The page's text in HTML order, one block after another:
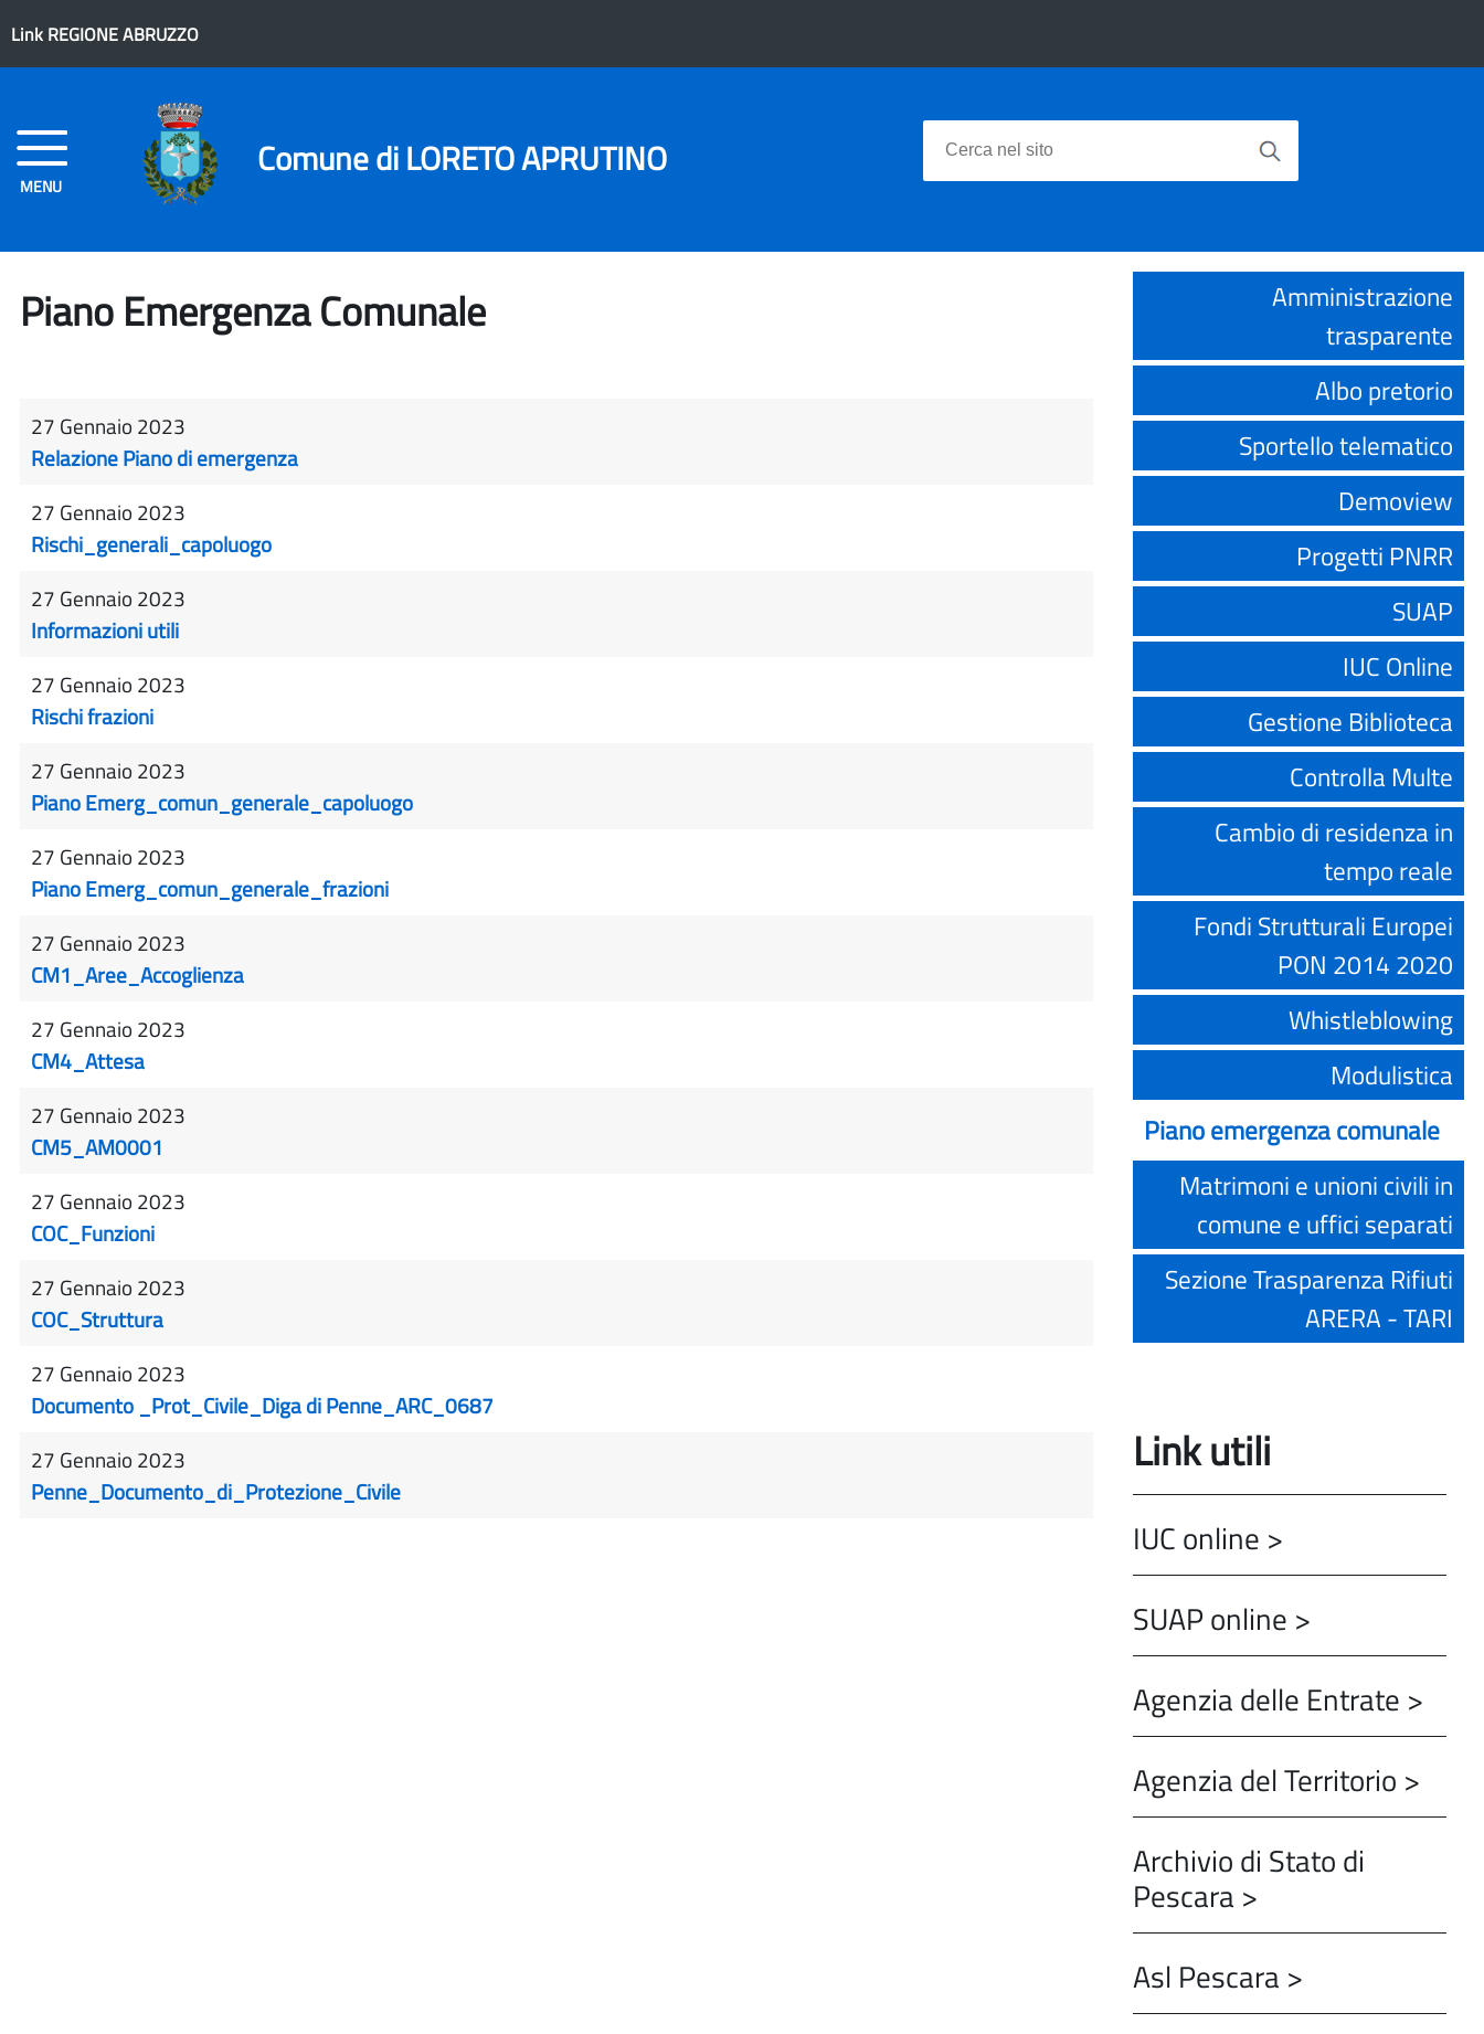
Link REGIONE ABRUZZO
MENU
Comune di LORETO APRUTINO
Piano Emergenza Comunale
27 Gennaio 2023
Relazione Piano di emergenza
27 Gennaio 2023
Rischi_generali_capoluogo
27 Gennaio 2023
Informazioni utili
27 Gennaio 2023
Rischi frazioni
27 Gennaio 2023
Piano Emerg_comun_generale_capoluogo
27 Gennaio 2023
Piano Emerg_comun_generale_frazioni
27 Gennaio 2023
CM1_Aree_Accoglienza
27 Gennaio 2023
CM4_Attesa
27 Gennaio 2023
CM5_AM0001
27 Gennaio 2023
COC_Funzioni
27 Gennaio 2023
COC_Struttura
27 Gennaio 2023
Documento _Prot_Civile_Diga di Penne_ARC_0687
27 Gennaio 2023
Penne_Documento_di_Protezione_Civile
Amministrazione
trasparente
Albo pretorio
Sportello telematico
Demoview
Progetti PNRR
SUAP
IUC Online
Gestione Biblioteca
Controlla Multe
Cambio di residenza in
tempo reale
Fondi Strutturali Europei
PON 2014 2020
Whistleblowing
Modulistica
Piano emergenza comunale
Matrimoni e unioni civili in
comune e uffici separati
Sezione Trasparenza Rifiuti
ARERA - TARI
Link utili
IUC online >
SUAP online >
Agenzia delle Entrate >
Agenzia del Territorio >
Archivio di Stato di
Pescara >
Asl Pescara >